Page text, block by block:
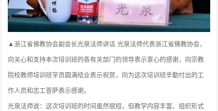
▲浙江省佛教协会副会长光泉法师讲话 光泉法师代表浙江省佛教协会，
向关心和支持本次培训班的各有关部门的领导表示衷心的感谢，向宗教
院校教师培训班学员圆满结业表示祝贺，向为这次培训班辛勤付出的工
作人员和志工菩萨表示感谢。
光泉法师说：这次培训班的时间虽然很短，但教学内容丰富、组织形式